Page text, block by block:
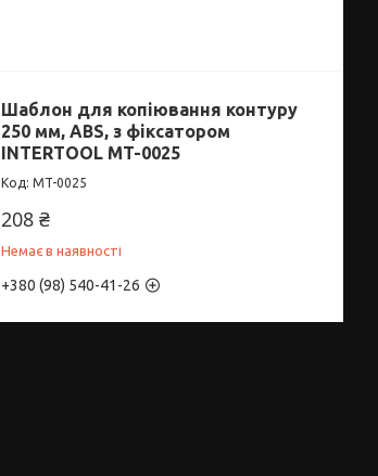
Шаблон для копіювання контуру
250 мм, ABS, з фіксатором
INTERTOOL MT-0025
MT-0025
208 ₴
Немає в наявності
+380 (98) 540-41-26